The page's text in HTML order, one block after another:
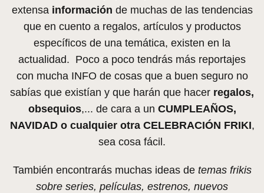
extensa información de muchas de las tendencias
que en cuento a regalos, artículos y productos
específicos de una temática, existen en la
actualidad. Poco a poco tendrás más reportajes
con mucha INFO de cosas que a buen seguro no
sabías que existían y que harán que hacer regalos,
obsequios,... de cara a un CUMPLEAÑOS,
NAVIDAD o cualquier otra CELEBRACIÓN FRIKI,
sea cosa fácil.
También encontrarás muchas ideas de temas frikis
sobre series, películas, estrenos, nuevos